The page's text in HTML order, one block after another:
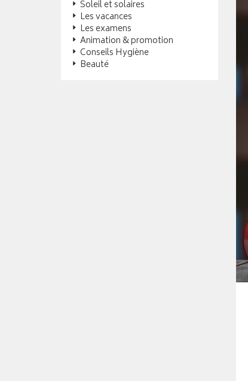
Soleil et solaires
Les vacances
Les examens
Animation & promotion
Conseils Hygiène
Beauté